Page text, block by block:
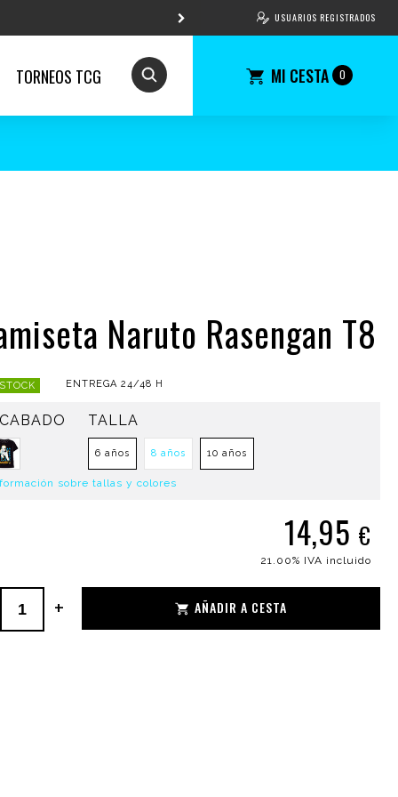
MI CESTA 0
USUARIOS REGISTRADOS
TORNEOS TCG
Naruto Rasengan T8
ENTREGA 24/48 H
TALLA
6 años 8 años 10 años
sobre tallas y colores
14,95 €
21.00% IVA incluido
+ AÑADIR A CESTA